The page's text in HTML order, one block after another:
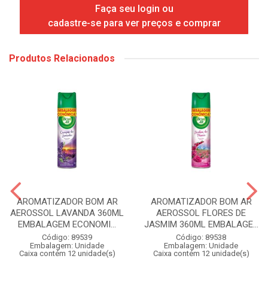
Faça seu login ou
cadastre-se para ver preços e comprar
Produtos Relacionados
AROMATIZADOR BOM AR
AEROSSOL LAVANDA 360ML
EMBALAGEM ECONOMI...
Código: 89539
Embalagem: Unidade
Caixa contém 12 unidade(s)
AROMATIZADOR BOM AR
AEROSSOL FLORES DE
JASMIM 360ML EMBALAGE...
Código: 89538
Embalagem: Unidade
Caixa contém 12 unidade(s)